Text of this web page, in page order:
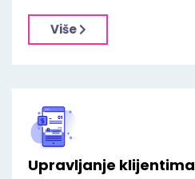
Više
Upravljanje klijentima